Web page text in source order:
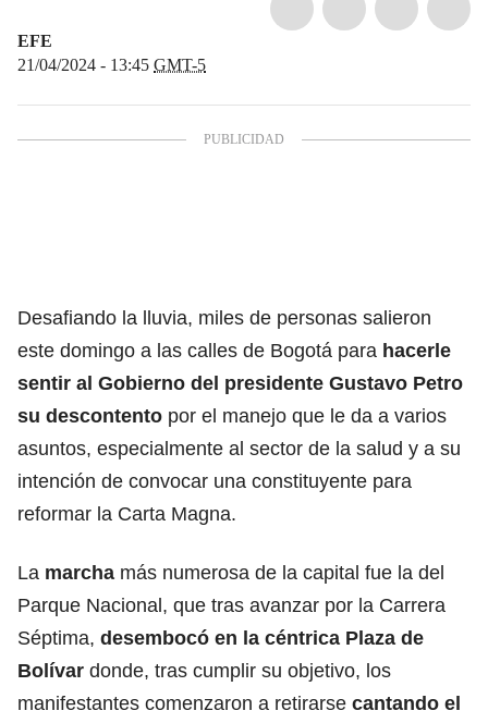
EFE
21/04/2024 - 13:45 GMT-5
Desafiando la lluvia, miles de personas salieron
este domingo a las calles de Bogotá para hacerle
sentir al Gobierno del presidente Gustavo Petro
su descontento por el manejo que le da a varios
asuntos, especialmente al sector de la salud y a su
intención de convocar una constituyente para
reformar la Carta Magna.
La marcha más numerosa de la capital fue la del
Parque Nacional, que tras avanzar por la Carrera
Séptima, desembocó en la céntrica Plaza de
Bolívar donde, tras cumplir su objetivo, los
manifestantes comenzaron a retirarse cantando el